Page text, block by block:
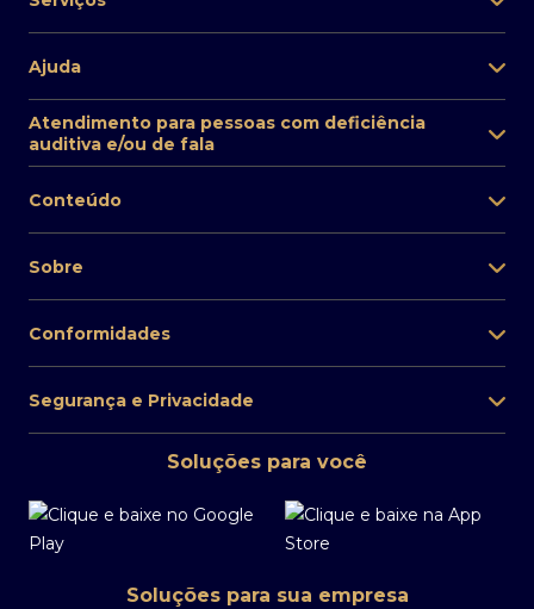
Ajuda
Atendimento para pessoas com deficiência
auditiva e/ou de fala
Conteúdo
Sobre
Conformidades
Segurança e Privacidade
Soluções para você
Soluções para sua empresa